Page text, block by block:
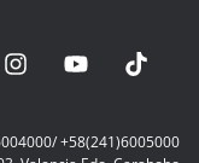
+58(241)6005000